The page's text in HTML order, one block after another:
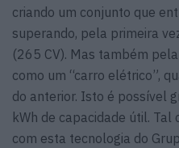
criando um conjunto que
superando, pela primeira
(265 CV). Mas também
como um “carro elétrico”,
do anterior. Isto é possível
kWh de capacidade útil.
com esta tecnologia do